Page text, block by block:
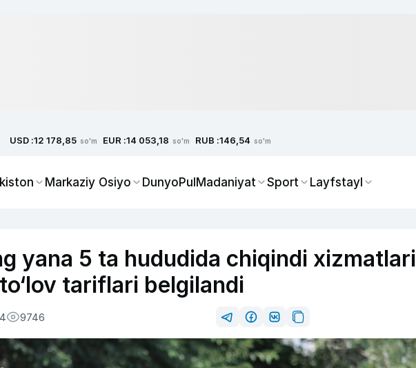
USD :12 178,85 so'm EUR :14 053,18 so'm RUB :146,54 so'm
Markaziy Osiyo DunyoPulMadaniyat Sport Layfstayl
yana 5 ta hududida chiqindi xizmatlari
tariflari belgilandi
9746